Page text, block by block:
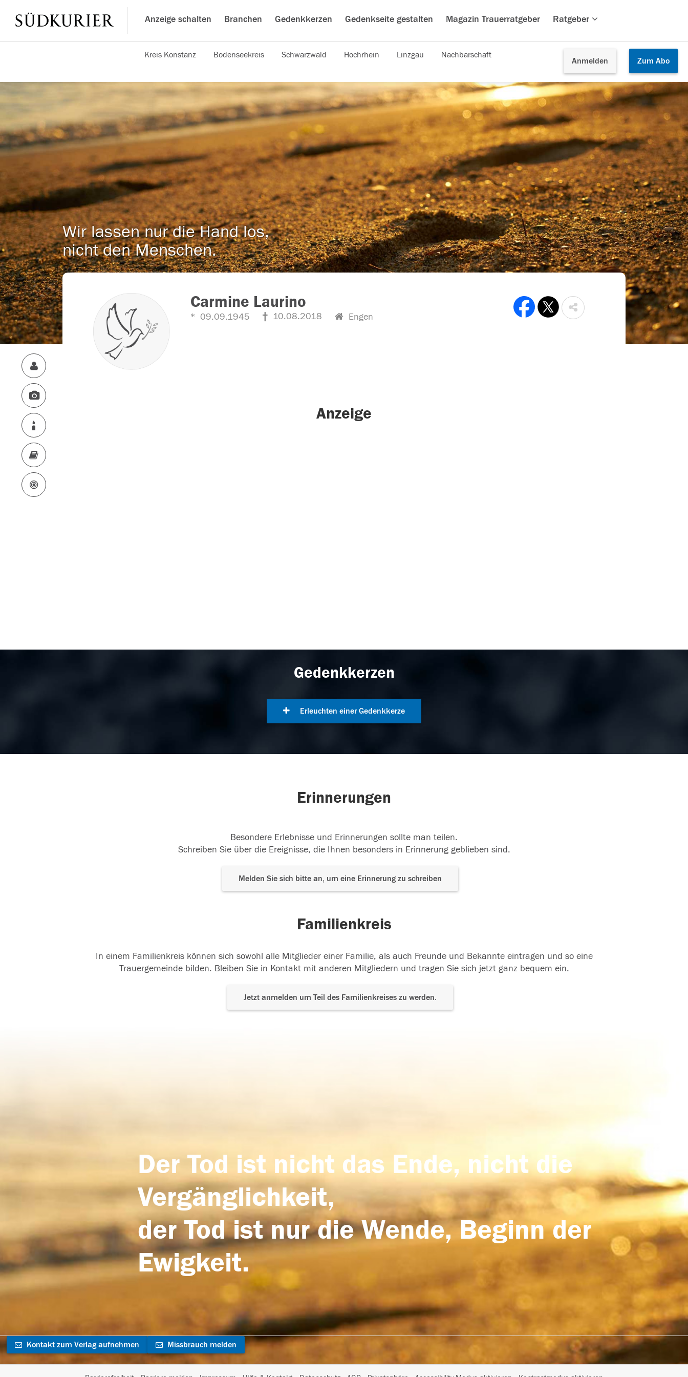
Anzeige schalten Branchen Gedenkkerzen Gedenkseite gestalten Magazin Trauerratgeber Ratgeber
Anmelden Zum Abo
Kreis Konstanz Bodenseekreis Schwarzwald Hochrhein Linzgau Nachbarschaft
Wir lassen nur die Hand los,
nicht den Menschen.
Carmine Laurino
09.09.1945 10.08.2018 Engen
Anzeige
Gedenkkerzen
Erleuchten einer Gedenkkerze
Erinnerungen
Besondere Erlebnisse und Erinnerungen sollte man teilen.
Schreiben Sie über die Ereignisse, die Ihnen besonders in Erinnerung geblieben sind.
Melden Sie sich bitte an, um eine Erinnerung zu schreiben
Familienkreis
In einem Familienkreis können sich sowohl alle Mitglieder einer Familie, als auch Freunde und Bekannte eintragen und so eine
Trauergemeinde bilden. Bleiben Sie in Kontakt mit anderen Mitgliedern und tragen Sie sich jetzt ganz bequem ein.
Jetzt anmelden um Teil des Familienkreises zu werden.
Der Tod ist nicht das Ende, nicht die
Vergänglichkeit,
der Tod ist nur die Wende, Beginn der
Ewigkeit.
Kontakt zum Verlag aufnehmen Missbrauch melden